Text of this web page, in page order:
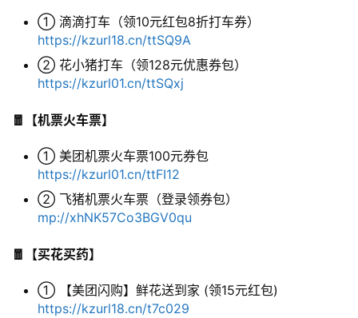
库
工
博
章
① 滴滴打车（领10元红包8折打车券）
https://kzurl18.cn/ttSQ9A
② 花小猪打车（领128元优惠券包）
https://kzurl01.cn/ttSQxj
🧧【机票火车票】
① 美团机票火车票100元券包
https://kzurl01.cn/ttFI12
② 飞猪机票火车票（登录领券包）
mp://xhNK57Co3BGV0qu
🧧【买花买药】
① 【美团闪购】鲜花送到家 (领15元红包)
https://kzurl18.cn/t7c029